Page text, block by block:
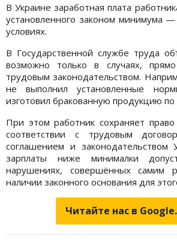
В Украине заработная плата
установленного законом минимума
условиях.
В Государственной службе труда
возможно только в случаях,
трудовым законодательством.
не выполнил установленные
изготовил бракованную продукцию по
При этом работник сохраняет
соответствии с трудовым
соглашением и законодательством
зарплаты ниже минималки
нарушениях, совершённых самим
наличии законного основания для
Читайте нас в